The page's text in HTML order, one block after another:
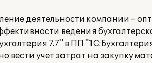
деятельности компании –
ведения
7.7" в ПП
вести учет затрат на закупку